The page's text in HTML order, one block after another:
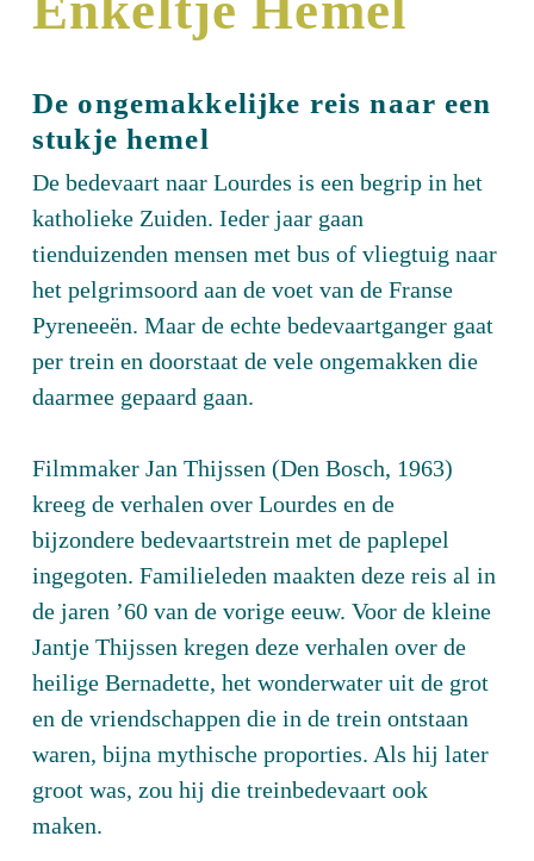
De ongemakkelijke reis naar een
stukje hemel
De bedevaart naar Lourdes is een begrip in het
katholieke Zuiden. Ieder jaar gaan
tienduizenden mensen met bus of vliegtuig naar
het pelgrimsoord aan de voet van de Franse
Pyreneeën. Maar de echte bedevaartganger gaat
per trein en doorstaat de vele ongemakken die
daarmee gepaard gaan.
Filmmaker Jan Thijssen (Den Bosch, 1963)
kreeg de verhalen over Lourdes en de
bijzondere bedevaartstrein met de paplepel
ingegoten. Familieleden maakten deze reis al in
de jaren ’60 van de vorige eeuw. Voor de kleine
Jantje Thijssen kregen deze verhalen over de
heilige Bernadette, het wonderwater uit de grot
en de vriendschappen die in de trein ontstaan
waren, bijna mythische proporties. Als hij later
groot was, zou hij die treinbedevaart ook
maken.